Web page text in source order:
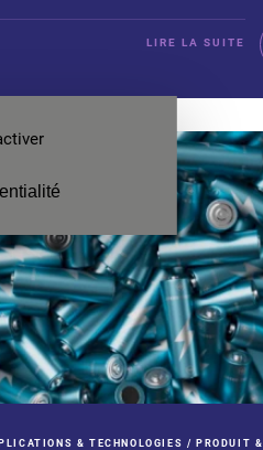
LIRE LA SUITE
:
& TECHNOLOGIES / PRODUIT &